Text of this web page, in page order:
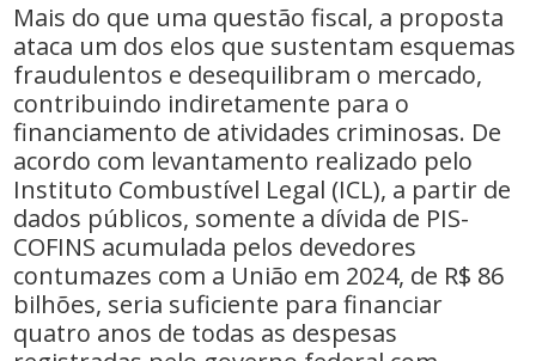
Mais do que uma questão fiscal, a proposta
ataca um dos elos que sustentam esquemas
fraudulentos e desequilibram o mercado,
contribuindo indiretamente para o
financiamento de atividades criminosas. De
acordo com levantamento realizado pelo
Instituto Combustível Legal (ICL), a partir de
dados públicos, somente a dívida de PIS-
COFINS acumulada pelos devedores
contumazes com a União em 2024, de R$ 86
bilhões, seria suficiente para financiar
quatro anos de todas as despesas